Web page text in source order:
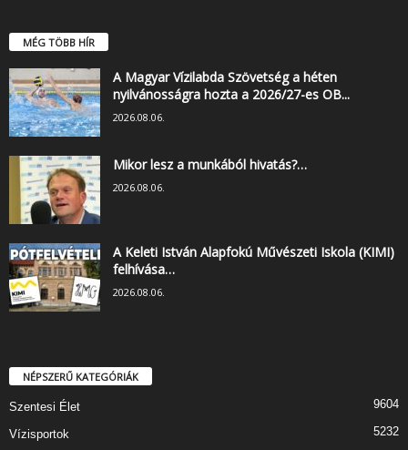
MÉG TÖBB HÍR
A Magyar Vízilabda Szövetség a héten
nyilvánosságra hozta a 2026/27-es OB...
2026.08.06.
Mikor lesz a munkából hivatás?…
2026.08.06.
A Keleti István Alapfokú Művészeti Iskola (KIMI)
felhívása…
2026.08.06.
NÉPSZERŰ KATEGÓRIÁK
Szentesi Élet 9604
Vízisportok 5232